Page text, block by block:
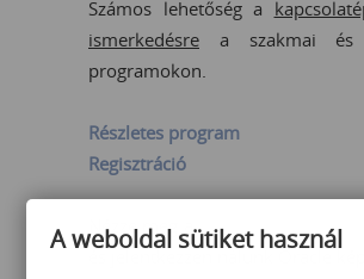
Számos lehetőség a
ismerkedésre a szakmai és
programokon.
Részletes program
Regisztráció
Nézze meg a Számalk Training
A weboldal sütiket használ